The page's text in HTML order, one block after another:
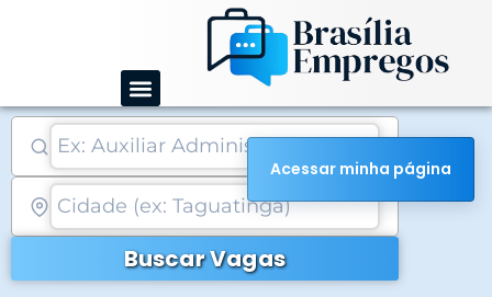
conteúdo
Buscar Vagas
Acessar minha página